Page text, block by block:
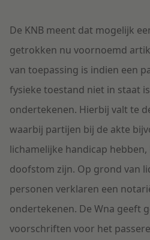
De KNB meent dat mogelijk
getrokken nu voornoemd
van toepassing is indien een
fysieke toestand niet in staat
ondertekenen. Hierbij valt te
waarbij partijen bij de akte
lichamelijke handicap
doofstom zijn. Op grond van
personen verklaren een
ondertekenen. De Wna geeft
voorschriften voor het